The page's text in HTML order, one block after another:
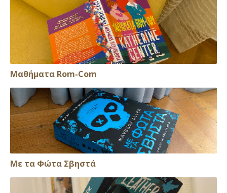
Μαθήματα Rom-Com
Με τα Φώτα Σβηστά